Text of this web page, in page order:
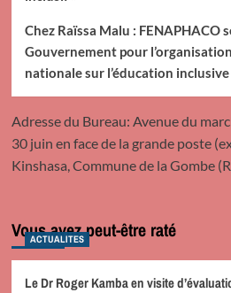
Chez Raïssa Malu : FENAPHACO
Gouvernement pour
nationale sur l’éducation inclusive
Adresse du Bureau: Avenue du
30 juin en face de la grande poste
Kinshasa, Commune de la Gombe
Vous avez peut-être raté
ACTUALITES
Le Dr Roger Kamba en visite